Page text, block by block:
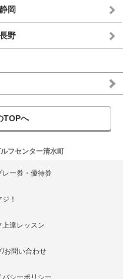
静岡
長野
TOPへ
フセンター清水町
レー券・優待券
！
上達レッスン
/お問い合わせ